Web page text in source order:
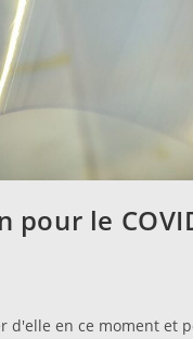
pour le
en ce moment et